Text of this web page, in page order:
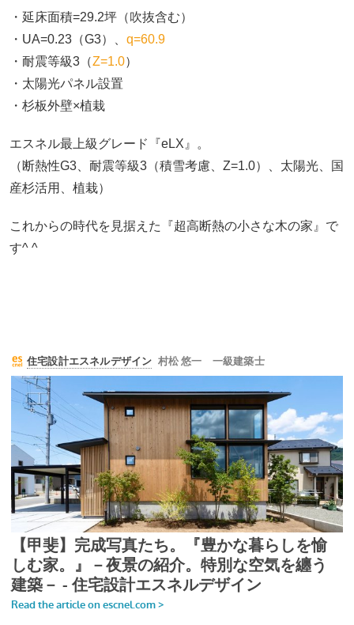
・延床面積=29.2坪（吹抜含む）
・UA=0.23（G3）、 q=60.9
・耐震等級3（Z=1.0）
・太陽光パネル設置
・杉板外壁×植栽
エスネル最上級グレード『eLX』。
（断熱性G3、耐震等級3（積雪考慮、Z=1.0）、太陽光、国
産杉活用、植栽）
これからの時代を見据えた『超高断熱の小さな木の家』で
す^ ^